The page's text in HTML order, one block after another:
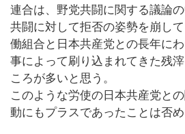
連合は、野党共闘に関する議論
共闘に対して拒否の姿勢を崩し
働組合と日本共産党との長年に
事によって刷り込まれてきた残
ころが多いと思う。
このような労使の日本共産党と
動にもプラスであったことは否め